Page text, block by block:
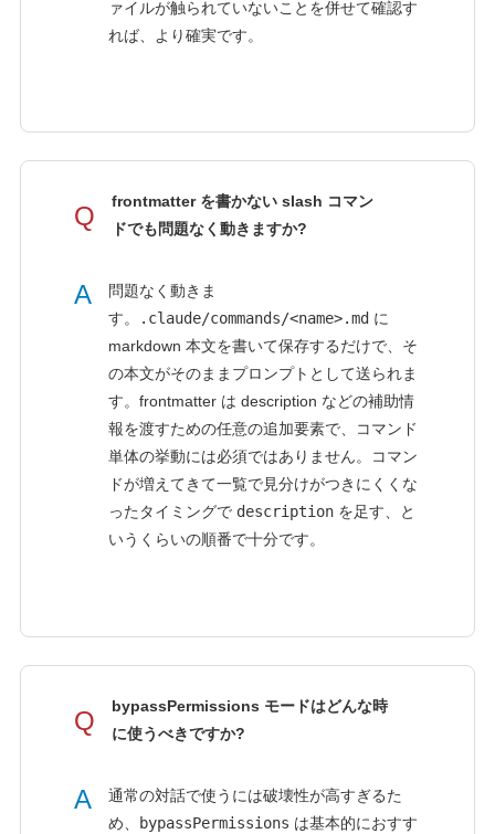
ァイルが触られていないことを併せて確認す
れば、より確実です。
Q
frontmatter を書かない slash コマン
ドでも問題なく動きますか?
A
問題なく動きま
す。
.claude/commands/<name>.md に
markdown 本文を書いて保存するだけで、そ
の本文がそのままプロンプトとして送られま
す。frontmatter は description などの補助情
報を渡すための任意の追加要素で、コマンド
単体の挙動には必須ではありません。コマン
ドが増えてきて一覧で見分けがつきにくくな
ったタイミングで descriptionを足す、と
いうくらいの順番で十分です。
Q
bypassPermissions モードはどんな時
に使うべきですか?
A
通常の対話で使うには破壊性が高すぎるた
め、
bypassPermissions は基本的におすす